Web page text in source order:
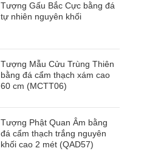
Tượng Gấu Bắc Cực bằng đá
tự nhiên nguyên khối
Tượng Mẫu Cửu Trùng Thiên
bằng đá cẩm thạch xám cao
60 cm (MCTT06)
Tượng Phật Quan Âm bằng
đá cẩm thạch trắng nguyên
khối cao 2 mét (QAD57)